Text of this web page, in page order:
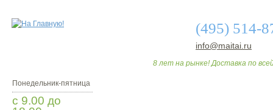
(495) 514-
info@maitai.ru
8 лет на рынке! Доставка по
Понедельник-пятница
с 9.00 до